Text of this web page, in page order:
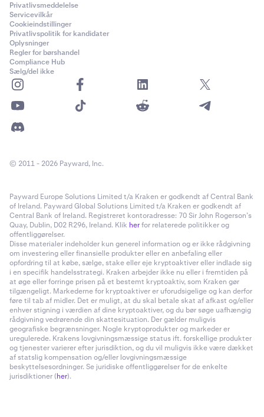
Privatlivsmeddelelse
Servicevilkår
Cookieindstillinger
Privatlivspolitik for kandidater
Oplysninger
Regler for børshandel
Compliance Hub
Sælg/del ikke
© 2011 - 2026 Payward, Inc.
Payward Europe Solutions Limited t/a Kraken er godkendt af Central Bank
of Ireland. Payward Global Solutions Limited t/a Kraken er godkendt af
Central Bank of Ireland. Registreret kontoradresse: 70 Sir John Rogerson’s
Quay, Dublin, D02 R296, Ireland. Klik herfor relaterede politikker og
offentliggørelser.
Disse materialer indeholder kun generel information og er ikke rådgivning
om investering eller finansielle produkter eller en anbefaling eller
opfordring til at købe, sælge, stake eller eje kryptoaktiver eller indlade sig
i en specifik handelsstrategi. Kraken arbejder ikke nu eller i fremtiden på
at øge eller forringe prisen på et bestemt kryptoaktiv, som Kraken gør
tilgængeligt. Markederne for kryptoaktiver er uforudsigelige og kan derfor
føre til tab af midler. Det er muligt, at du skal betale skat af afkast og/eller
enhver stigning i værdien af dine kryptoaktiver, og du bør søge uafhængig
rådgivning vedrørende din skattesituation. Der gælder muligvis
geografiske begrænsninger. Nogle kryptoprodukter og markeder er
uregulerede. Krakens lovgivningsmæssige status ift. forskellige produkter
og tjenester varierer efter jurisdiktion, og du vil muligvis ikke være dækket
af statslig kompensation og/eller lovgivningsmæssige
beskyttelsesordninger. Se juridiske offentliggørelser for de enkelte
jurisdiktioner (her).